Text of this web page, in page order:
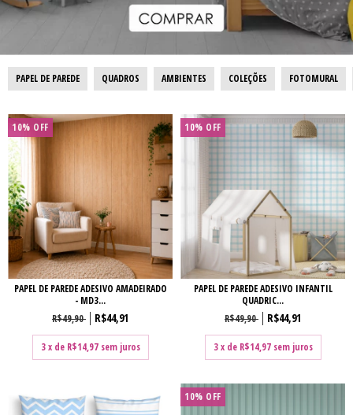
PAPEL DE PAREDE QUADROS AMBIENTES COLEÇÕES FOTOMURAL
10% OFF
PAPEL DE PAREDE ADESIVO AMADEIRADO
- MD3...
R$49,90
R$44,91
3 x de R$14,97 sem juros
10% OFF
PAPEL DE PAREDE ADESIVO INFANTIL
QUADRIC...
R$49,90
R$44,91
3 x de R$14,97 sem juros
10% OFF